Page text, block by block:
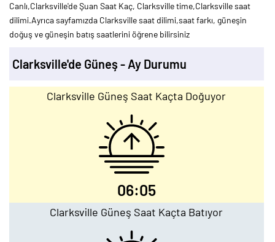
Canlı,Clarksville'de Şuan Saat Kaç, Clarksville time,Clarksville saat
dilimi.Ayrıca sayfamızda Clarksville saat dilimi,saat farkı, güneşin
doğuş ve güneşin batış saatlerini öğrene bilirsiniz
Clarksville'de Güneş - Ay Durumu
Clarksville Güneş Saat Kaçta Doğuyor
06:05
Clarksville Güneş Saat Kaçta Batıyor